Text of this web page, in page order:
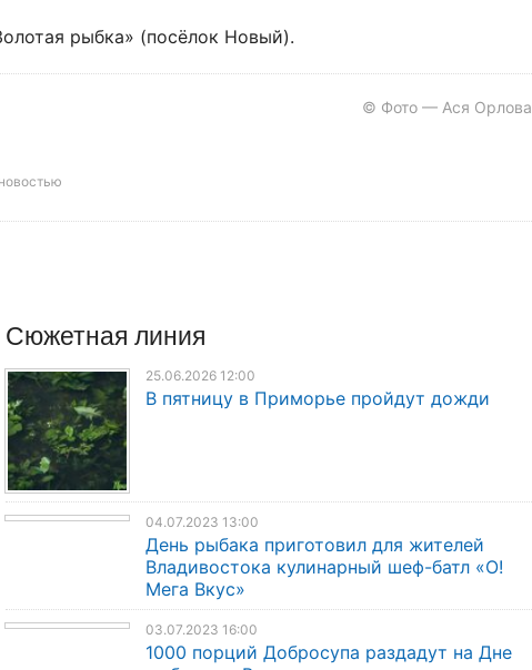
рыбка» (посёлок Новый).
© Фото — Ася Орлова
Сюжетная линия
25.06.2026 12:00
В пятницу в Приморье пройдут дожди
04.07.2023 13:00
День рыбака приготовил для жителей
Владивостока кулинарный шеф-батл «О!
Мега Вкус»
03.07.2023 16:00
1000 порций Добросупа раздадут на Дне